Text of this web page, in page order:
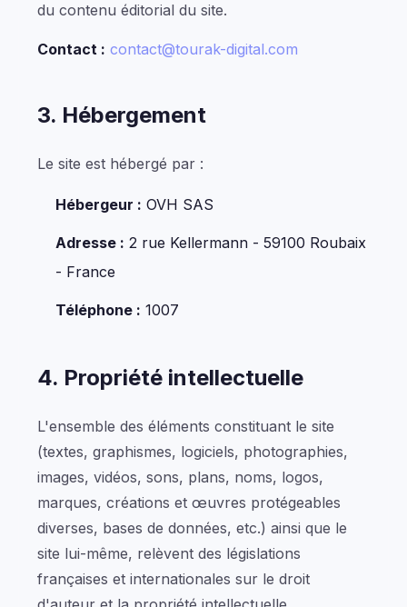
du contenu éditorial du site.
Contact : contact@tourak-digital.com
3. Hébergement
Le site est hébergé par :
Hébergeur : OVH SAS
Adresse : 2 rue Kellermann - 59100 Roubaix
- France
Téléphone : 1007
4. Propriété intellectuelle
L'ensemble des éléments constituant le site
(textes, graphismes, logiciels, photographies,
images, vidéos, sons, plans, noms, logos,
marques, créations et œuvres protégeables
diverses, bases de données, etc.) ainsi que le
site lui-même, relèvent des législations
françaises et internationales sur le droit